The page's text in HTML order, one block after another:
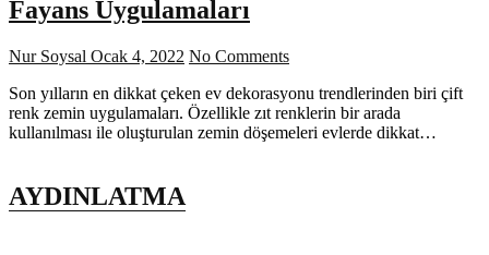
Fayans Uygulamaları
Nur Soysal Ocak 4, 2022 No Comments
Son yılların en dikkat çeken ev dekorasyonu trendlerinden biri çift
renk zemin uygulamaları. Özellikle zıt renklerin bir arada
kullanılması ile oluşturulan zemin döşemeleri evlerde dikkat…
AYDINLATMA